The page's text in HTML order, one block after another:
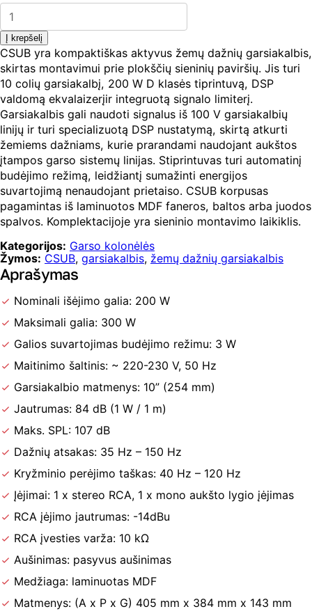
produkto
kiekis:
AMC
CSUB
kompaktiškas
aktyvus
žemų
dažnių
garsiakalbis
Į krepšelį
CSUB yra kompaktiškas aktyvus žemų dažnių garsiakalbis,
skirtas montavimui prie plokščių sieninių paviršių. Jis turi
10 colių garsiakalbį, 200 W D klasės tiprintuvą, DSP
valdomą ekvalaizerįir integruotą signalo limiterį.
Garsiakalbis gali naudoti signalus iš 100 V garsiakalbių
linijų ir turi specializuotą DSP nustatymą, skirtą atkurti
žemiems dažniams, kurie prarandami naudojant aukštos
įtampos garso sistemų linijas. Stiprintuvas turi automatinį
budėjimo režimą, leidžiantį sumažinti energijos
suvartojimą nenaudojant prietaiso. CSUB korpusas
pagamintas iš laminuotos MDF faneros, baltos arba juodos
spalvos. Komplektacijoje yra sieninio montavimo laikiklis.
Kategorijos: Garso kolonėlės
Žymos: CSUB, garsiakalbis, žemų dažnių garsiakalbis
Aprašymas
Nominali išėjimo galia: 200 W
Maksimali galia: 300 W
Galios suvartojimas budėjimo režimu: 3 W
Maitinimo šaltinis: ~ 220-230 V, 50 Hz
Garsiakalbio matmenys: 10” (254 mm)
Jautrumas: 84 dB (1 W / 1 m)
Maks. SPL: 107 dB
Dažnių atsakas: 35 Hz – 150 Hz
Kryžminio perėjimo taškas: 40 Hz – 120 Hz
Įėjimai: 1 x stereo RCA, 1 x mono aukšto lygio įėjimas
RCA įėjimo jautrumas: -14dBu
RCA įvesties varža: 10 kΩ
Aušinimas: pasyvus aušinimas
Medžiaga: laminuotas MDF
Matmenys: (A x P x G) 405 mm x 384 mm x 143 mm